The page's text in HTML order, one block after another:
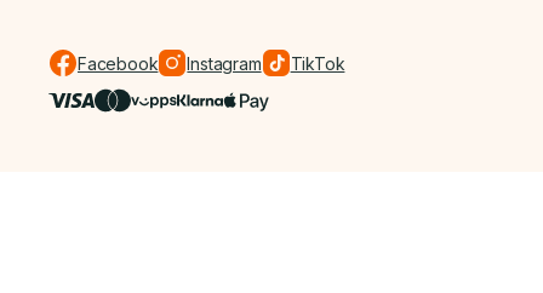
Facebook Instagram TikTok